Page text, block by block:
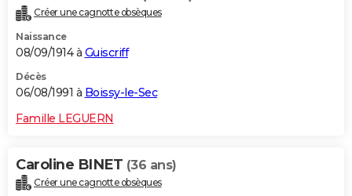
Créer une cagnotte obsèques
Naissance
08/09/1914 à Guiscriff
Décès
06/08/1991 à Boissy-le-Sec
Famille LEGUERN
Caroline BINET (36 ans)
Créer une cagnotte obsèques